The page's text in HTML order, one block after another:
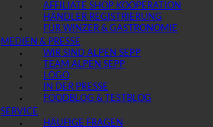
AFFILIATE SHOP KOOPERATION
HÄNDLER REGISTRIERUNG
FÜR WINZER & GASTRONOMIE
MEDIEN & PRESSE
WIR SIND ALPEN SEPP
TEAM ALPEN SEPP
LOGO
IN DER PRESSE
FOODBLOG & TESTBLOG
SERVICE
HÄUFIGE FRAGEN